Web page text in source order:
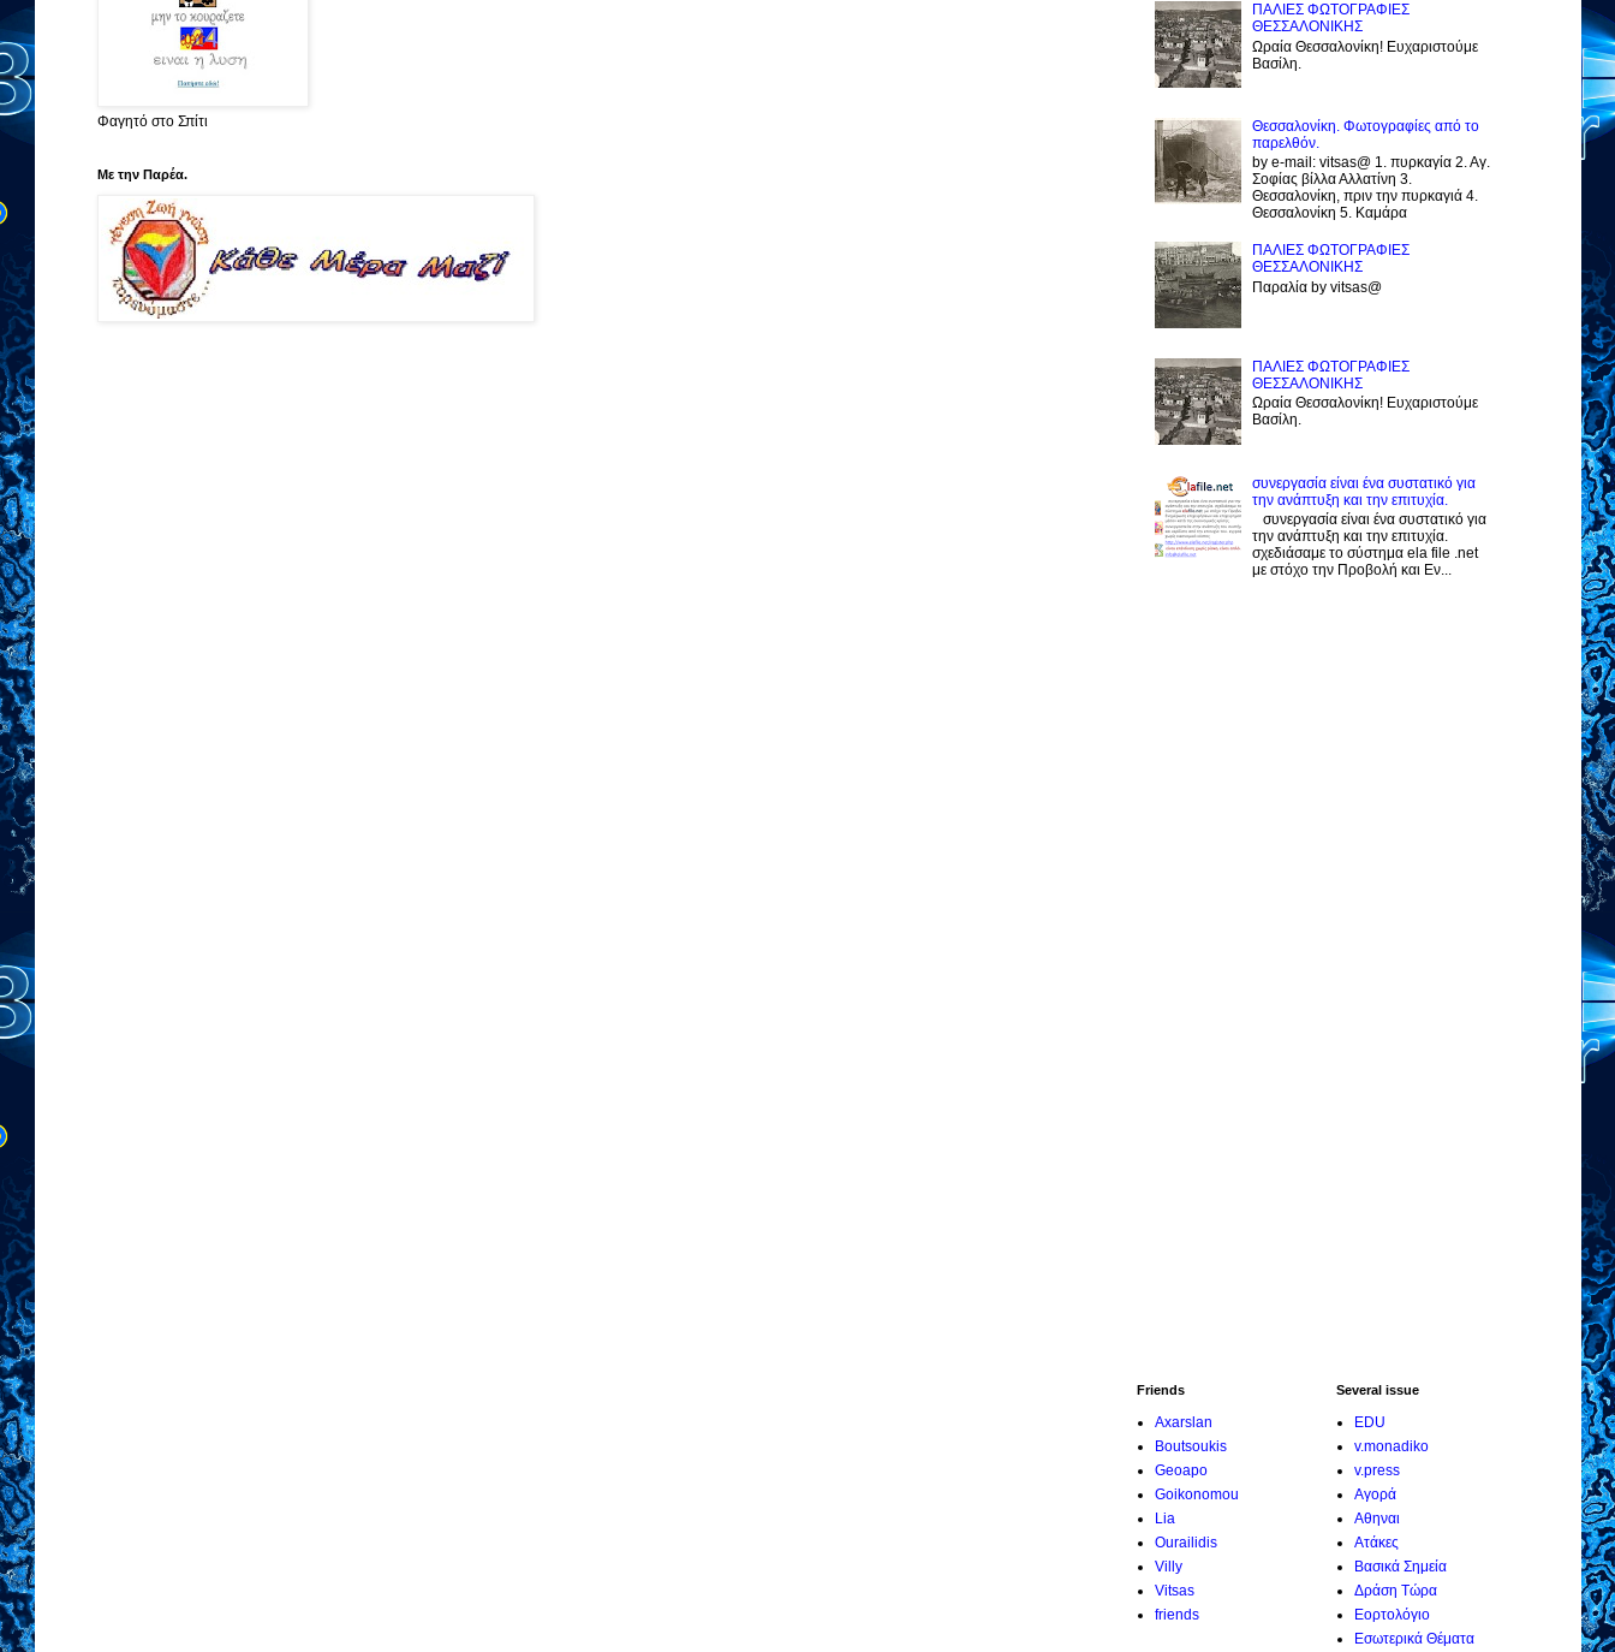
Φαγητό στο Σπίτι
Με την Παρέα.
ΠΑΛΙΕΣ ΦΩΤΟΓΡΑΦΙΕΣ
ΘΕΣΣΑΛΟΝΙΚΗΣ
Ωραία Θεσσαλονίκη! Ευχαριστούμε
Βασίλη.
Θεσσαλονίκη. Φωτογραφίες από το
παρελθόν.
by e-mail: vitsas@ 1. πυρκαγία 2. Αγ.
Σοφίας βίλλα Αλλατίνη 3.
Θεσσαλονίκη, πριν την πυρκαγιά 4.
Θεσσαλονίκη 5. Καμάρα
ΠΑΛΙΕΣ ΦΩΤΟΓΡΑΦΙΕΣ
ΘΕΣΣΑΛΟΝΙΚΗΣ
Παραλία by vitsas@
ΠΑΛΙΕΣ ΦΩΤΟΓΡΑΦΙΕΣ
ΘΕΣΣΑΛΟΝΙΚΗΣ
Ωραία Θεσσαλονίκη! Ευχαριστούμε
Βασίλη.
συνεργασία είναι ένα συστατικό για
την ανάπτυξη και την επιτυχία.
συνεργασία είναι ένα συστατικό για
την ανάπτυξη και την επιτυχία.
σχεδιάσαμε το σύστημα ela file .net
με στόχο την Προβολή και Εν...
Friends
Axarslan
Boutsoukis
Geoapo
Goikonomou
Lia
Ourailidis
Villy
Vitsas
friends
Several issue
EDU
v.monadiko
v.press
Αγορά
Αθηναι
Ατάκες
Βασικά Σημεία
Δράση Τώρα
Εορτολόγιο
Εσωτερικά Θέματα